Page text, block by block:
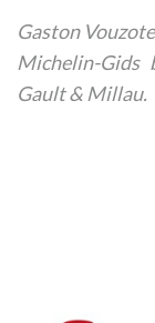
Gaston
Michelin-Gids
Gault & Millau.